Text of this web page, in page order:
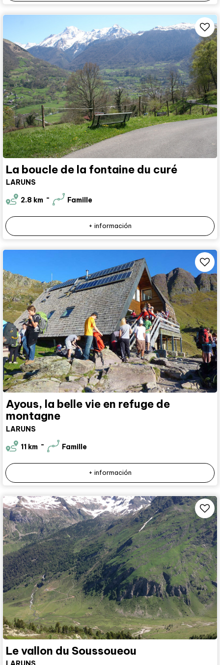
La boucle de la fontaine du curé
LARUNS
2.8 km Famille
+ información
Ayous, la belle vie en refuge de
montagne
LARUNS
11 km Famille
+ información
Le vallon du Soussoueou